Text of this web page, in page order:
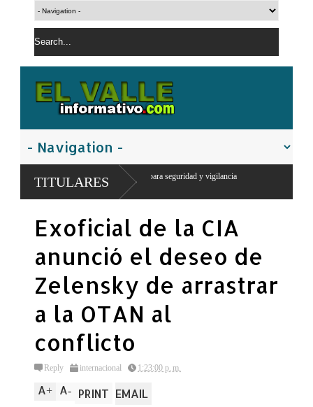
TITULARES
puesto militar para seguridad y vigilancia
Exoficial de la CIA
anunció el deseo de
Zelensky de arrastrar
a la OTAN al
conflicto
Reply internacional 1:23:00 p. m.
A+ A- PRINT EMAIL